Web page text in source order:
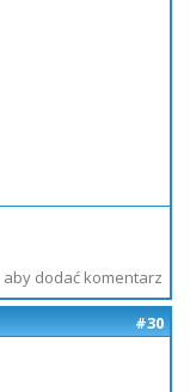
aby dodać komentarz
#30